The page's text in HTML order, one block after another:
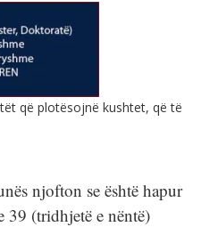
që plotësojnë kushtet, që të
njofton se është hapur
(tridhjetë e nëntë)